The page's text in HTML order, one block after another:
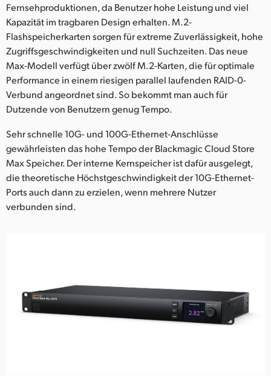
Fernsehproduktionen, da Benutzer hohe Leistung und viel
Kapazität im tragbaren Design erhalten. M.2-
Flashspeicherkarten sorgen für extreme Zuverlässigkeit, hohe
Zugriffsgeschwindigkeiten und null Suchzeiten. Das neue
Max-Modell verfügt über zwölf M.2-Karten, die für optimale
Performance in einem riesigen parallel laufenden RAID-0-
Verbund angeordnet sind. So bekommt man auch für
Dutzende von Benutzern genug Tempo.
Sehr schnelle 10G- und 100G-Ethernet-Anschlüsse
gewährleisten das hohe Tempo der Blackmagic Cloud Store
Max Speicher. Der interne Kernspeicher ist dafür ausgelegt,
die theoretische Höchstgeschwindigkeit der 10G-Ethernet-
Ports auch dann zu erzielen, wenn mehrere Nutzer
verbunden sind.